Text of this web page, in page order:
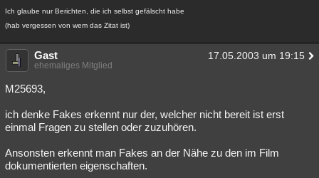
Ich glaube nur Berichten, die ich selbst gefälscht habe
(hab vergessen von wem das Zitat ist)
Gast 17.05.2003 um 19:15
ehemaliges Mitglied
M25693,
ich denke Fakes erkennt nur der, welcher nicht bereit ist erst
einmal Fragen zu stellen oder zuzuhören.
Ansonsten erkennt man Fakes an der Nähe zu den im Film
dokumentierten eigenschaften.